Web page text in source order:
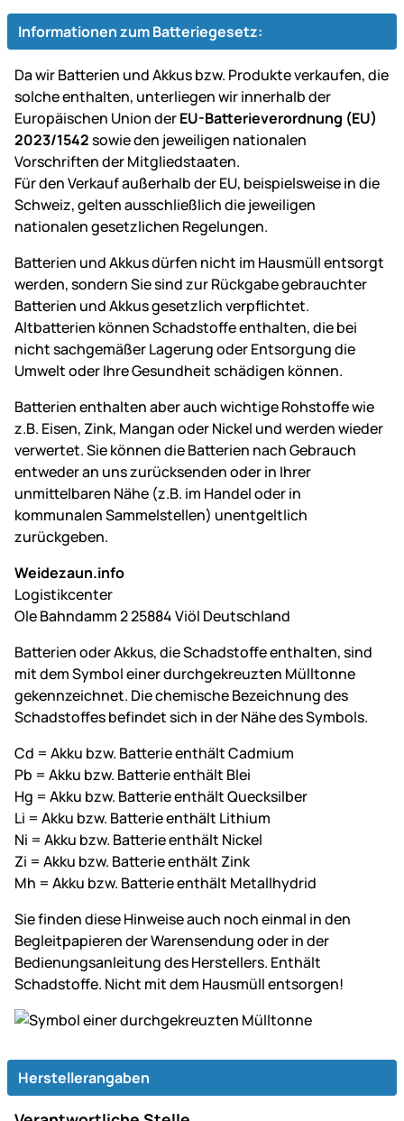
Informationen zum Batteriegesetz:
Da wir Batterien und Akkus bzw. Produkte verkaufen, die
solche enthalten, unterliegen wir innerhalb der
Europäischen Union derEU-Batterieverordnung (EU)
2023/1542sowie den jeweiligen nationalen
Vorschriften der Mitgliedstaaten.
Für den Verkauf außerhalb der EU, beispielsweise in die
Schweiz, gelten ausschließlich die jeweiligen
nationalen gesetzlichen Regelungen.
Batterien und Akkus dürfen nicht im Hausmüll entsorgt
werden, sondern Sie sind zur Rückgabe gebrauchter
Batterien und Akkus gesetzlich verpflichtet.
Altbatterien können Schadstoffe enthalten, die bei
nicht sachgemäßer Lagerung oder Entsorgung die
Umwelt oder Ihre Gesundheit schädigen können.
Batterien enthalten aber auch wichtige Rohstoffe wie
z.B. Eisen, Zink, Mangan oder Nickel und werden wieder
verwertet. Sie können die Batterien nach Gebrauch
entweder an uns zurücksenden oder in Ihrer
unmittelbaren Nähe (z.B. im Handel oder in
kommunalen Sammelstellen) unentgeltlich
zurückgeben.
Weidezaun.info
Logistikcenter
Ole Bahndamm 2 25884 Viöl Deutschland
Batterien oder Akkus, die Schadstoffe enthalten, sind
mit dem Symbol einer durchgekreuzten Mülltonne
gekennzeichnet. Die chemische Bezeichnung des
Schadstoffes befindet sich in der Nähe des Symbols.
Cd = Akku bzw. Batterie enthält Cadmium
Pb = Akku bzw. Batterie enthält Blei
Hg = Akku bzw. Batterie enthält Quecksilber
Li = Akku bzw. Batterie enthält Lithium
Ni = Akku bzw. Batterie enthält Nickel
Zi = Akku bzw. Batterie enthält Zink
Mh = Akku bzw. Batterie enthält Metallhydrid
Sie finden diese Hinweise auch noch einmal in den
Begleitpapieren der Warensendung oder in der
Bedienungsanleitung des Herstellers. Enthält
Schadstoffe. Nicht mit dem Hausmüll entsorgen!
Herstellerangaben